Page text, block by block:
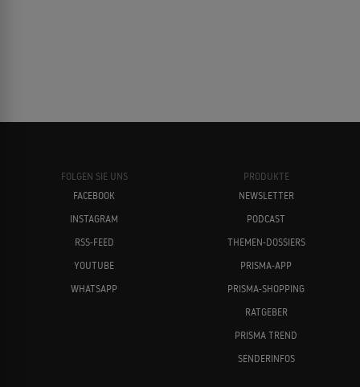
FOLGEN SIE UNS
FACEBOOK
INSTAGRAM
RSS-FEED
YOUTUBE
WHATSAPP
PRODUKTE
NEWSLETTER
PODCAST
THEMEN-DOSSIERS
PRISMA-APP
PRISMA-SHOPPING
RATGEBER
PRISMA TREND
SENDERINFOS